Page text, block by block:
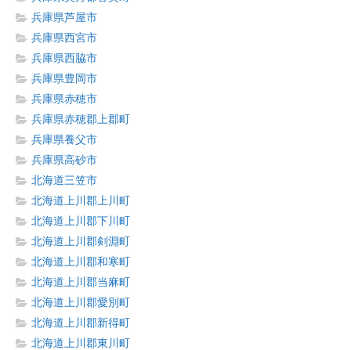
兵庫県芦屋市
兵庫県西宮市
兵庫県西脇市
兵庫県豊岡市
兵庫県赤穂市
兵庫県赤穂郡上郡町
兵庫県養父市
兵庫県高砂市
北海道三笠市
北海道上川郡上川町
北海道上川郡下川町
北海道上川郡剣淵町
北海道上川郡和寒町
北海道上川郡当麻町
北海道上川郡愛別町
北海道上川郡新得町
北海道上川郡東川町